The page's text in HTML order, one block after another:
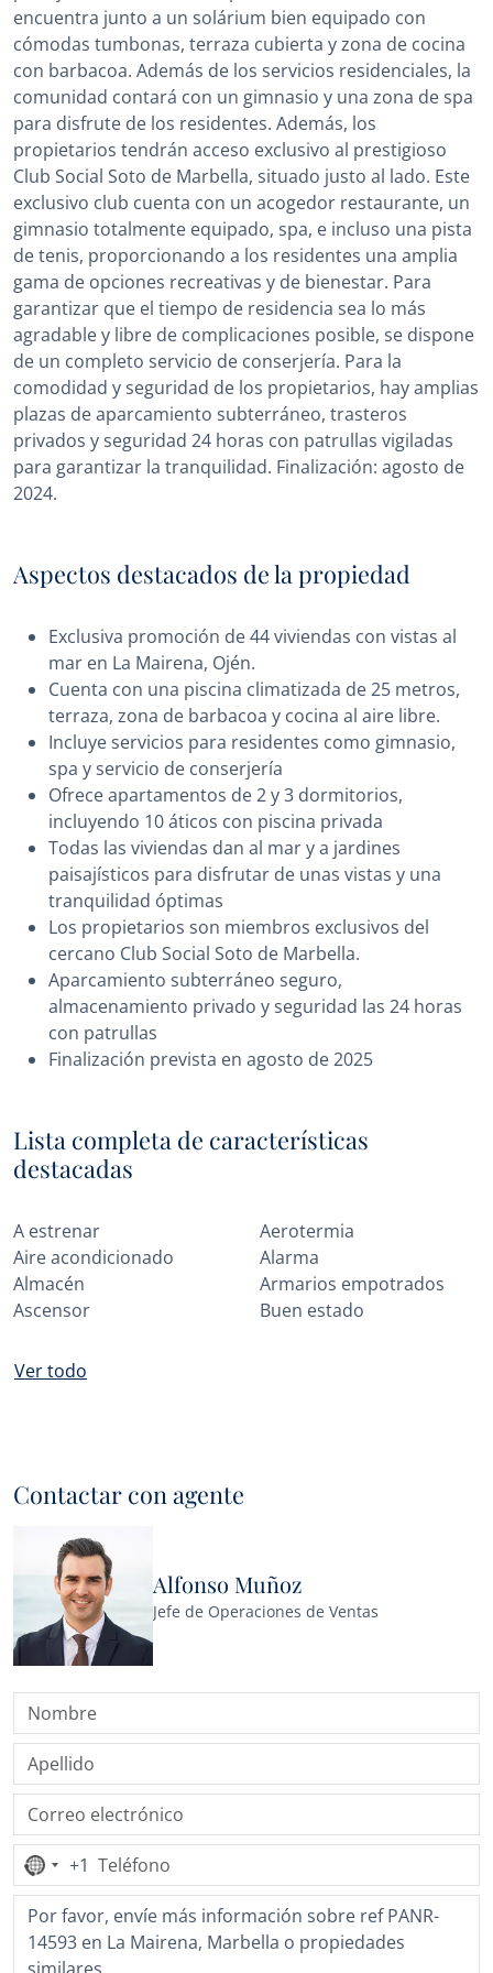
encuentra junto a un solárium bien equipado con
cómodas tumbonas, terraza cubierta y zona de cocina
con barbacoa. Además de los servicios residenciales, la
comunidad contará con un gimnasio y una zona de spa
para disfrute de los residentes. Además, los
propietarios tendrán acceso exclusivo al prestigioso
Club Social Soto de Marbella, situado justo al lado. Este
exclusivo club cuenta con un acogedor restaurante, un
gimnasio totalmente equipado, spa, e incluso una pista
de tenis, proporcionando a los residentes una amplia
gama de opciones recreativas y de bienestar. Para
garantizar que el tiempo de residencia sea lo más
agradable y libre de complicaciones posible, se dispone
de un completo servicio de conserjería. Para la
comodidad y seguridad de los propietarios, hay amplias
plazas de aparcamiento subterráneo, trasteros
privados y seguridad 24 horas con patrullas vigiladas
para garantizar la tranquilidad. Finalización: agosto de
2024.
Aspectos destacados de la propiedad
Exclusiva promoción de 44 viviendas con vistas al
mar en La Mairena, Ojén.
Cuenta con una piscina climatizada de 25 metros,
terraza, zona de barbacoa y cocina al aire libre.
Incluye servicios para residentes como gimnasio,
spa y servicio de conserjería
Ofrece apartamentos de 2 y 3 dormitorios,
incluyendo 10 áticos con piscina privada
Todas las viviendas dan al mar y a jardines
paisajísticos para disfrutar de unas vistas y una
tranquilidad óptimas
Los propietarios son miembros exclusivos del
cercano Club Social Soto de Marbella.
Aparcamiento subterráneo seguro,
almacenamiento privado y seguridad las 24 horas
con patrullas
Finalización prevista en agosto de 2025
Lista completa de características
destacadas
A estrenar
Aerotermia
Aire acondicionado
Alarma
Almacén
Armarios empotrados
Ascensor
Buen estado
Ver todo
Contactar con agente
Alfonso Muñoz
Jefe de Operaciones de Ventas
Ningún
país
seleccionado
+1